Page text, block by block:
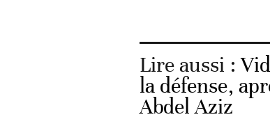
Lire aussi :
la défense,
Abdel Aziz